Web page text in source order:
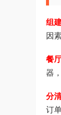
组
因
餐
器
分
订